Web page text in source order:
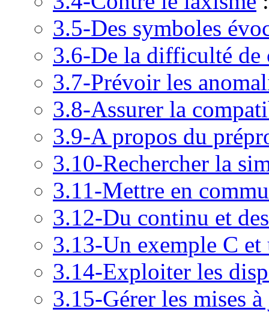
3.5-Des symboles
3.6-De la difficulté de
3.7-Prévoir les
3.8-Assurer la
3.9-A propos du
3.10-Rechercher la
3.11-Mettre en
3.12-Du continu et
3.13-Un exemple C
3.14-Exploiter les
3.15-Gérer les mises